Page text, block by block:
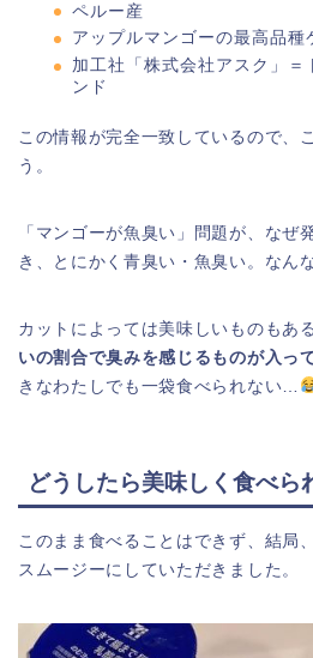
ペルー産
アップルマンゴーの最高品種
加工社「株式会社アスク」＝
ンド
この情報が完全一致しているので、
う。
「マンゴーが魚臭い」問題が、なぜ
き、とにかく青臭い・魚臭い。なん
カットによっては美味しいものもあ
いの割合で臭みを感じるものが入っ
きなわたしでも一袋食べられない…
どうしたら美味しく食べら
このまま食べることはできず、結局
スムージーにしていただきました。